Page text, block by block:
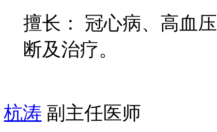
擅长： 冠心病、高血
断及治疗。
杭涛 副主任医师